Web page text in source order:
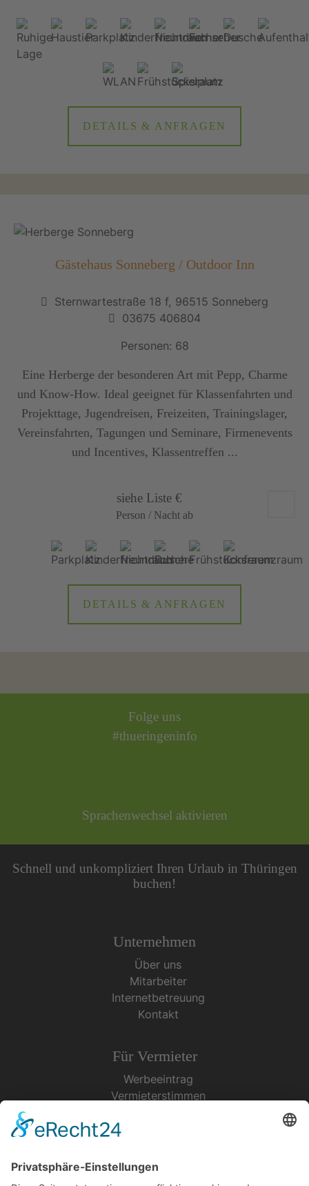
DETAILS & ANFRAGEN
Gästehaus Sonneberg / Outdoor Inn
Sternwartestraße 18 f, 96515 Sonneberg
03675 406804
Personen: 68
Eine Herberge der besonderen Art mit Pepp, Charme
und Know-How. Ideal geeignet für Klassenfahrten und
Projekttage, Jugendreisen, Freizeiten, Trainingslager,
Vereinsfahrten, Tagungen und Seminare, Firmenevents
und Incentives, Klassentreffen ...
siehe Liste €
Person / Nacht ab
DETAILS & ANFRAGEN
Folge uns
#thueringeninfo
Sprachenwechsel aktivieren
Schnell und unkompliziert Ihren Urlaub in Thüringen
buchen!
Unternehmen
Über uns
Mitarbeiter
Internetbetreuung
Kontakt
Für Vermieter
Werbeeintrag
Vermieterstimmen
Urlaubsservice